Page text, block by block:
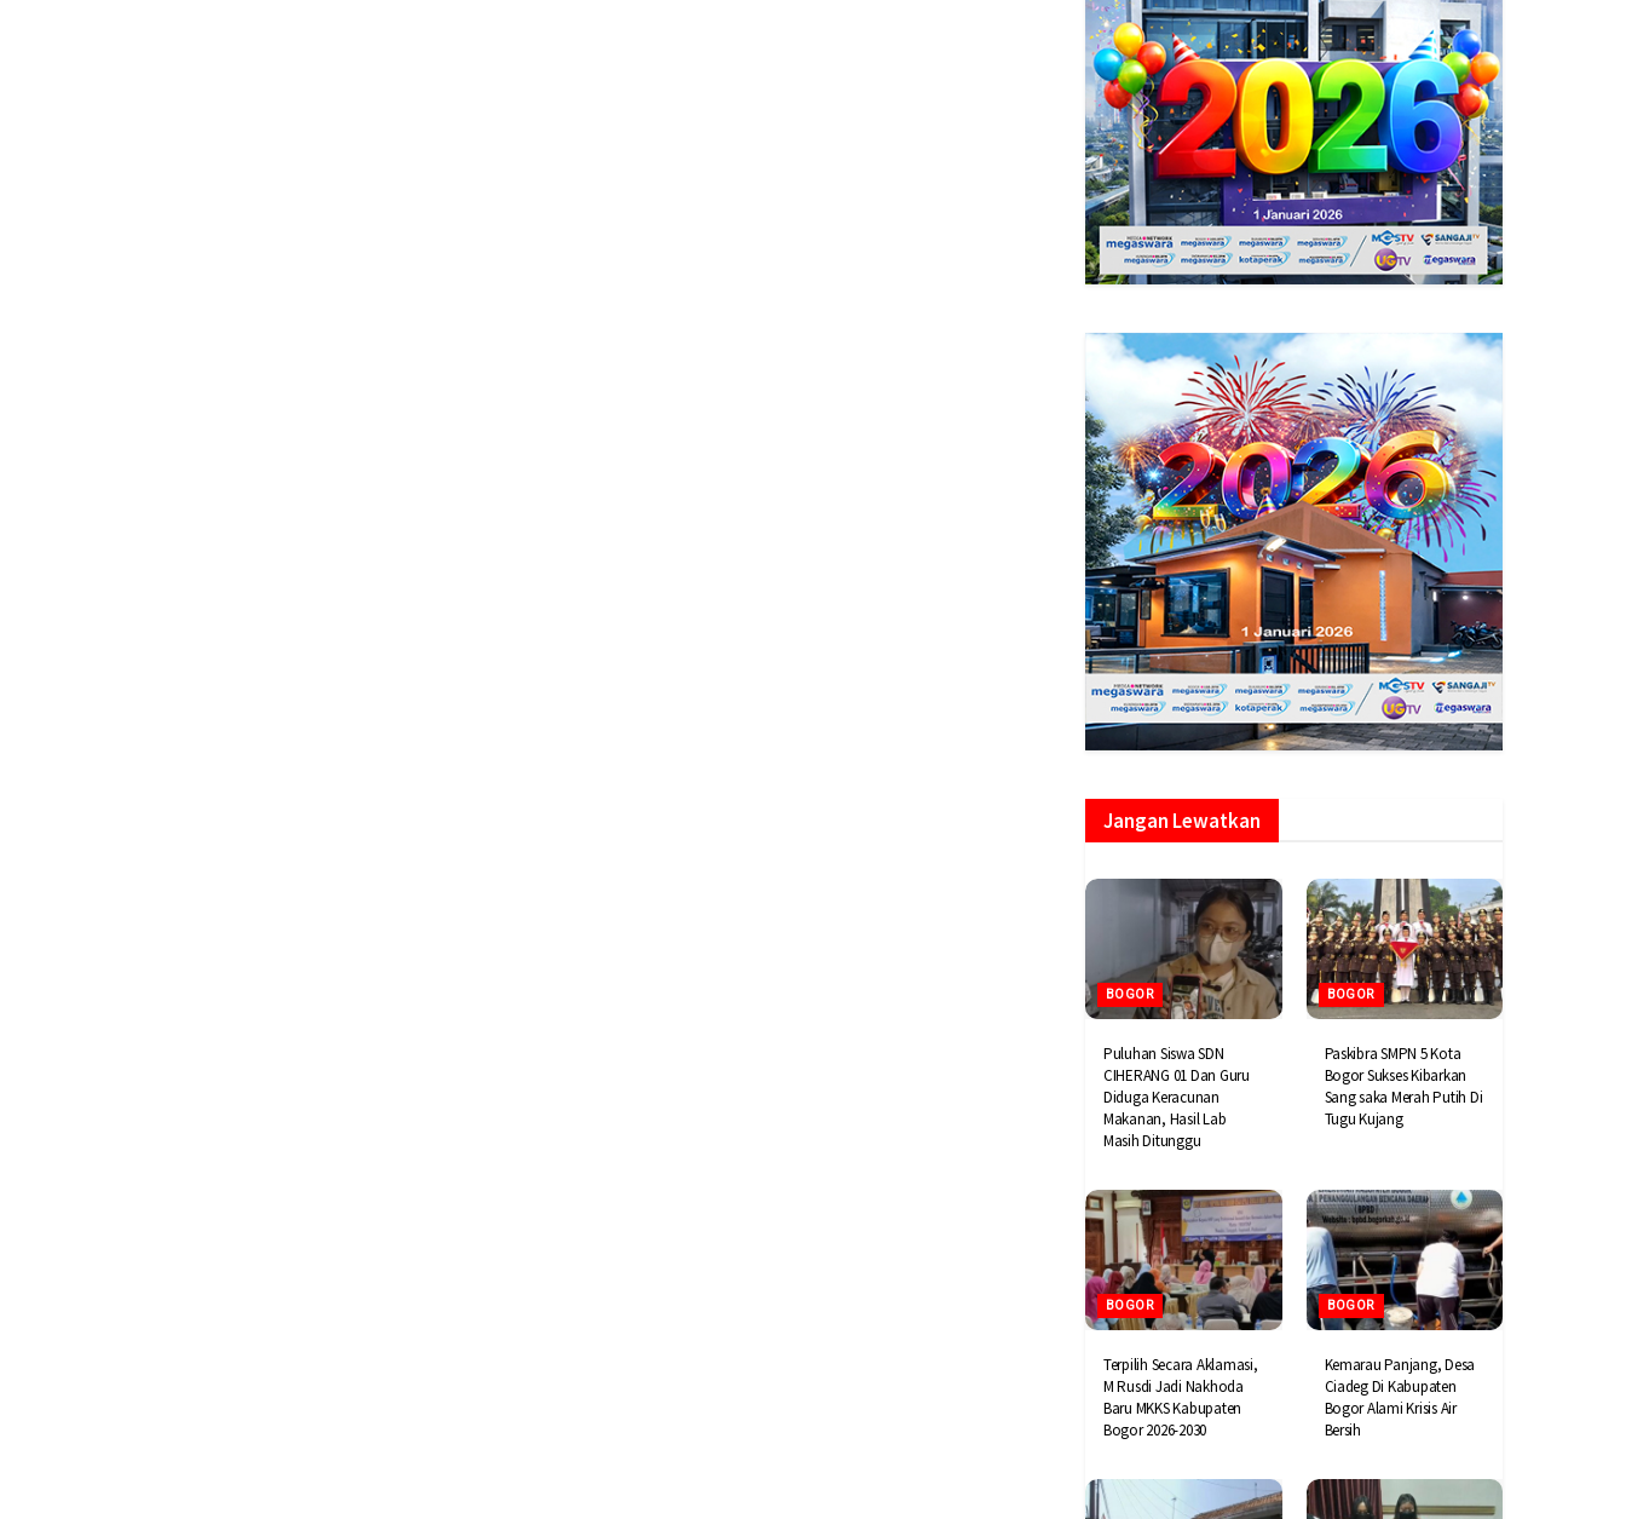
Jangan Lewatkan
BOGOR
Puluhan Siswa SDN
CIHERANG 01 Dan Guru
Diduga Keracunan
Makanan, Hasil Lab
Masih Ditunggu
BOGOR
Paskibra SMPN 5 Kota
Bogor Sukses Kibarkan
Sang saka Merah Putih Di
Tugu Kujang
BOGOR
Terpilih Secara Aklamasi,
M Rusdi Jadi Nakhoda
Baru MKKS Kabupaten
Bogor 2026-2030
BOGOR
Kemarau Panjang, Desa
Ciadeg Di Kabupaten
Bogor Alami Krisis Air
Bersih